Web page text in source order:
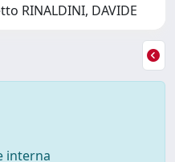
RINALDINI, DAVIDE
interna